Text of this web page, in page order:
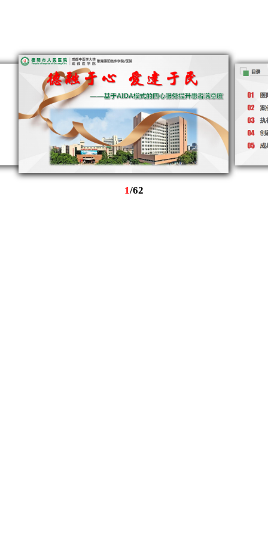
1/62